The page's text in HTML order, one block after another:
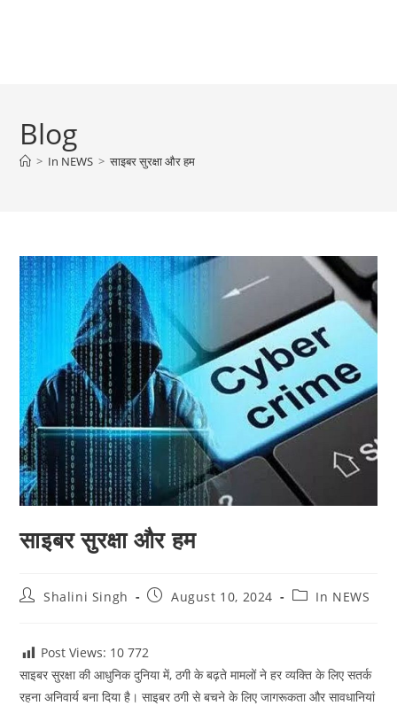
Blog
> In NEWS > साइबर सुरक्षा और हम
साइबर सुरक्षा और हम
PostShalini Singh
PostAugust 10, 2024
PostIn NEWS
Post Views: 10 772
साइबर सुरक्षा की आधुनिक दुनिया में, ठगी के बढ़ते मामलों ने हर व्यक्ति के लिए सतर्क
रहना अनिवार्य बना दिया है। साइबर ठगी से बचने के लिए जागरूकता और सावधानियां